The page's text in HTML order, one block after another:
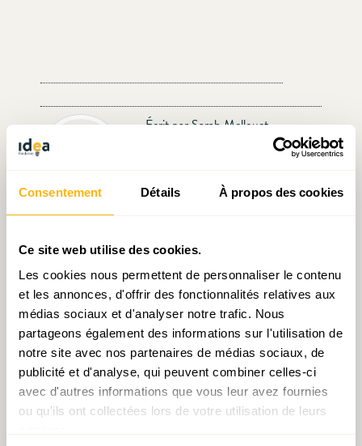
Consentement Détails À propos des cookies
Ce site web utilise des cookies.
Les cookies nous permettent de personnaliser le contenu
et les annonces, d'offrir des fonctionnalités relatives aux
médias sociaux et d'analyser notre trafic. Nous
partageons également des informations sur l'utilisation de
notre site avec nos partenaires de médias sociaux, de
publicité et d'analyse, qui peuvent combiner celles-ci
avec d'autres informations que vous leur avez fournies
ou qu'ils ont collectées lors de votre utilisation de leurs
Écrit par Sarah Mellouet
Partager:
Laisser un commentaire